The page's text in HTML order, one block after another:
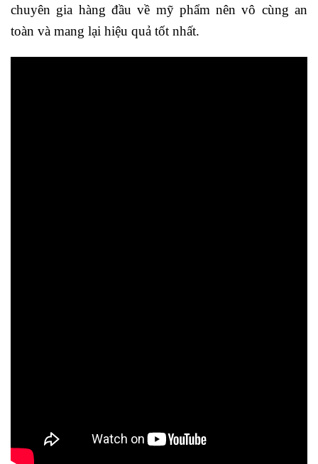
chuyên gia hàng đầu về mỹ phẩm nên vô cùng an
toàn và mang lại hiệu quả tốt nhất.